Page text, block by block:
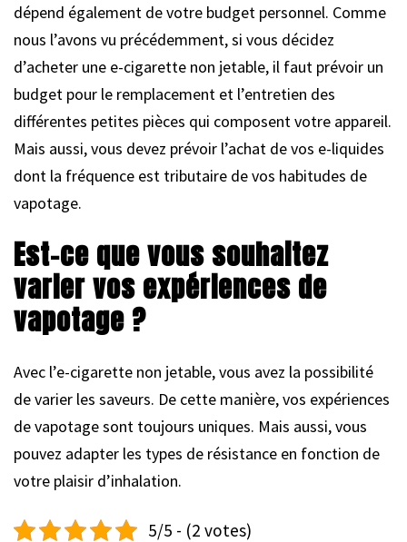
dépend également de votre budget personnel. Comme
nous l’avons vu précédemment, si vous décidez
d’acheter une e-cigarette non jetable, il faut prévoir un
budget pour le remplacement et l’entretien des
différentes petites pièces qui composent votre appareil.
Mais aussi, vous devez prévoir l’achat de vos e-liquides
dont la fréquence est tributaire de vos habitudes de
vapotage.
Est-ce que vous souhaitez
varier vos expériences de
vapotage ?
Avec l’e-cigarette non jetable, vous avez la possibilité
de varier les saveurs. De cette manière, vos expériences
de vapotage sont toujours uniques. Mais aussi, vous
pouvez adapter les types de résistance en fonction de
votre plaisir d’inhalation.
5/5 - (2 votes)